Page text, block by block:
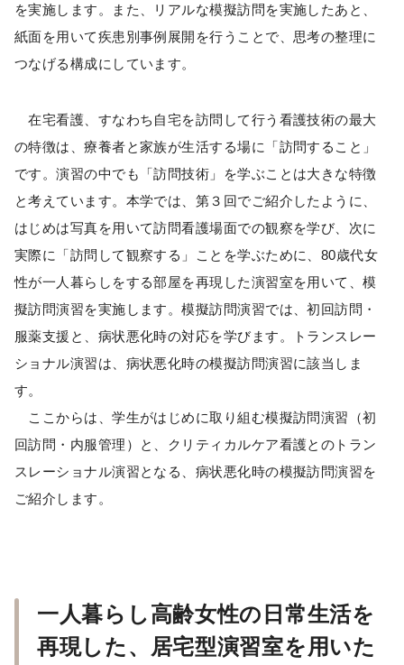
を実施します。また、リアルな模擬訪問を実施したあと、
紙面を用いて疾患別事例展開を行うことで、思考の整理に
つなげる構成にしています。
在宅看護、すなわち自宅を訪問して行う看護技術の最大
の特徴は、療養者と家族が生活する場に「訪問すること」
です。演習の中でも「訪問技術」を学ぶことは大きな特徴
と考えています。本学では、第３回でご紹介したように、
はじめは写真を用いて訪問看護場面での観察を学び、次に
実際に「訪問して観察する」ことを学ぶために、80歳代女
性が一人暮らしをする部屋を再現した演習室を用いて、模
擬訪問演習を実施します。模擬訪問演習では、初回訪問・
服薬支援と、病状悪化時の対応を学びます。トランスレー
ショナル演習は、病状悪化時の模擬訪問演習に該当しま
す。
ここからは、学生がはじめに取り組む模擬訪問演習（初
回訪問・内服管理）と、クリティカルケア看護とのトラン
スレーショナル演習となる、病状悪化時の模擬訪問演習を
ご紹介します。
一人暮らし高齢女性の日常生活を
再現した、居宅型演習室を用いた